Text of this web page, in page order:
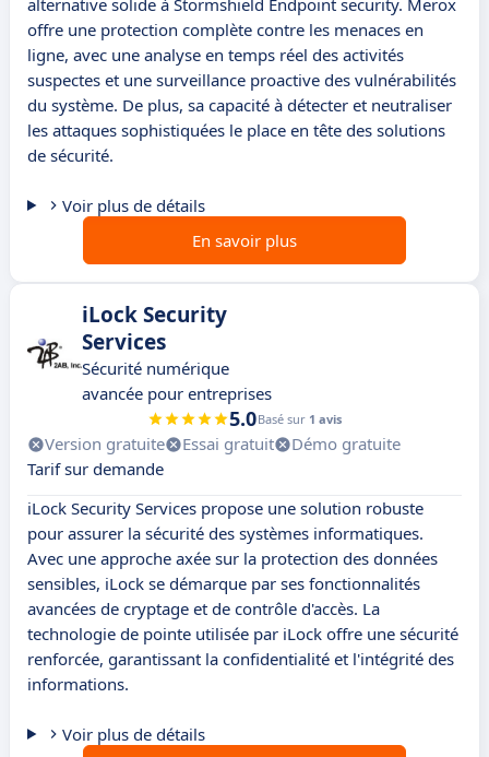
alternative solide à Stormshield Endpoint security. Merox
offre une protection complète contre les menaces en
ligne, avec une analyse en temps réel des activités
suspectes et une surveillance proactive des vulnérabilités
du système. De plus, sa capacité à détecter et neutraliser
les attaques sophistiquées le place en tête des solutions
de sécurité.
Voir plus de détails
En savoir plus
iLock Security
Services
Sécurité numérique
avancée pour entreprises
5.0Basé sur 1 avis
Version gratuite Essai gratuit
Démo gratuite
Tarif sur demande
iLock Security Services propose une solution robuste
pour assurer la sécurité des systèmes informatiques.
Avec une approche axée sur la protection des données
sensibles, iLock se démarque par ses fonctionnalités
avancées de cryptage et de contrôle d'accès. La
technologie de pointe utilisée par iLock offre une sécurité
renforcée, garantissant la confidentialité et l'intégrité des
informations.
Voir plus de détails